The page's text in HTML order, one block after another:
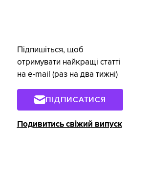
Підпишіться, щоб
отримувати найкращі статті
на e-mail (раз на два тижні)
ПІДПИСАТИСЯ
Подивитись свіжий випуск